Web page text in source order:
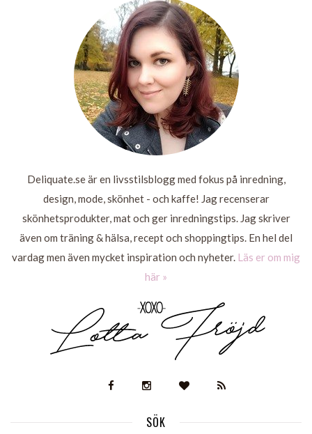
LÄS
MER
LÄS
MER
Deliquate.se är en livsstilsblogg med fokus på inredning,
design, mode, skönhet - och kaffe! Jag recenserar
skönhetsprodukter, mat och ger inredningstips. Jag skriver
även om träning & hälsa, recept och shoppingtips. En hel del
vardag men även mycket inspiration och nyheter. Läs er om mig
här »
SÖK